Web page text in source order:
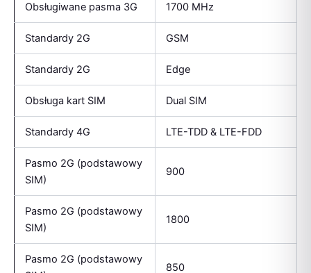
Obsługiwane pasma 3G 1700 MHz
Standardy 2G GSM
Standardy 2G Edge
Obsługa kart SIM Dual SIM
Standardy 4G LTE-TDD & LTE-FDD
Pasmo 2G (podstawowy
SIM)
900
Pasmo 2G (podstawowy
SIM)
1800
Pasmo 2G (podstawowy
850